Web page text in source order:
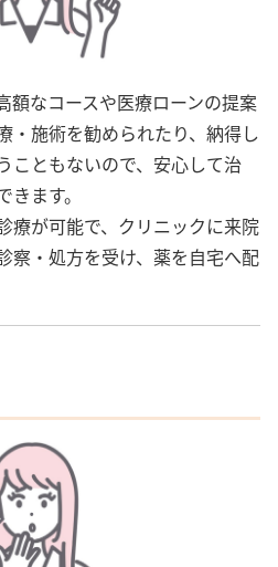
額なコースや医療ローンの提案
・施術を勧められたり、納得し
こともないので、安心して治
ます。
療が可能で、クリニックに来院
察・処方を受け、薬を自宅へ配